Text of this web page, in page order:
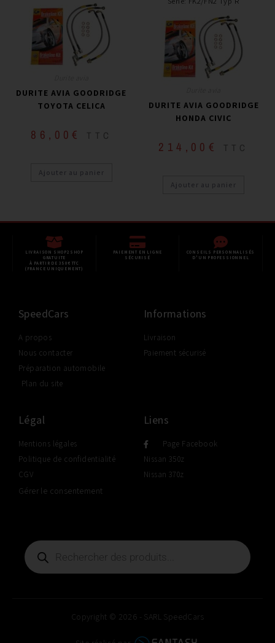
DURITE AVIA GOODRIDGE
TOYOTA CELICA
86,00 € TTC
Ajouter au panier
DURITE AVIA GOODRIDGE
HONDA CIVIC
214,00 € TTC
Ajouter au panier
LIVRAISON SHOP2SHOP
GRATUITE
À PARTIR DE 350€ TTC
(FRANCE UNIQUEMENT)
PAIEMENT EN LIGNE
SÉCURISÉ
CONSEILS PERSONNALISÉS
D'UN PROFESSIONNEL
SpeedCars
A propos
Nous contacter
Préparation automobile
Plan du site
Informations
Livraison
Paiement sécurisé
Légal
Mentions légales
Politique de confidentialité
CGV
Gérer le consentement
Liens
Page Facebook
Nissan 350z
Nissan 370z
Copyright © 2026 - SARL SpeedCars